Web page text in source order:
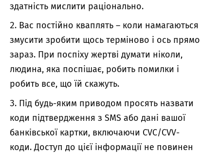
здатність мислити раціонально.
Вас постійно кваплять – коли намагаються
змусити зробити щось терміново і ось прямо
зараз. При поспіху жертві думати ніколи,
людина, яка поспішає, робить помилки і
робить все, що їй скажуть.
Під будь-яким приводом просять назвати
коди підтвердження з SMS або дані вашої
банківської картки, включаючи CVC/CVV-
коди. Доступ до цієї інформації не повинен